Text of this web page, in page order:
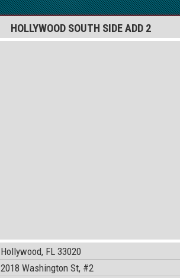
HOLLYWOOD SOUTH SIDE ADD 2
Hollywood, FL 33020
2018 Washington St, #2